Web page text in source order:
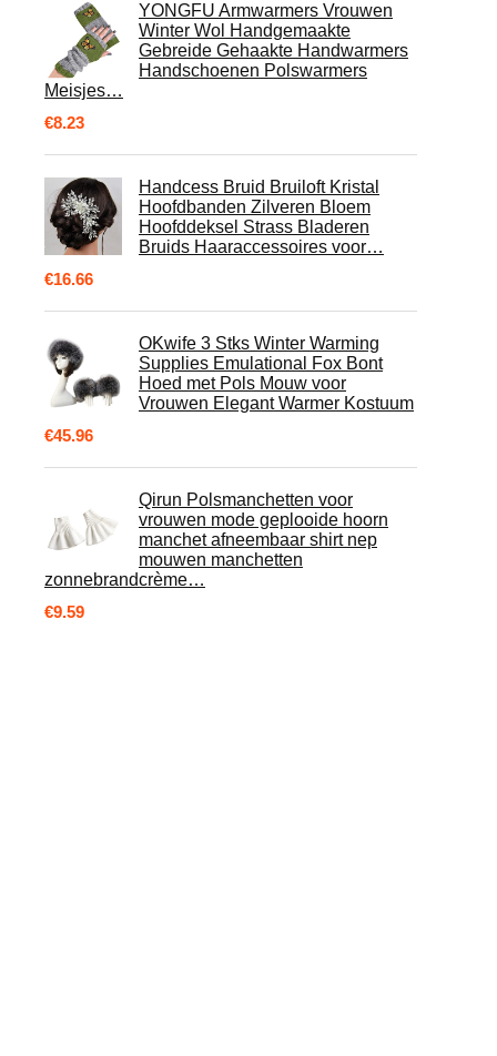
YONGFU Armwarmers Vrouwen
Winter Wol Handgemaakte
Gebreide Gehaakte Handwarmers
Handschoenen Polswarmers
Meisjes…
€8.23
Handcess Bruid Bruiloft Kristal
Hoofdbanden Zilveren Bloem
Hoofddeksel Strass Bladeren
Bruids Haaraccessoires voor…
€16.66
OKwife 3 Stks Winter Warming
Supplies Emulational Fox Bont
Hoed met Pols Mouw voor
Vrouwen Elegant Warmer Kostuum
€45.96
Qirun Polsmanchetten voor
vrouwen mode geplooide hoorn
manchet afneembaar shirt nep
mouwen manchetten
zonnebrandcrème…
€9.59